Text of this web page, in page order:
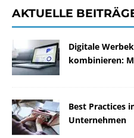
AKTUELLE
Digitale
kombinieren:
Best Practices
Unternehmen